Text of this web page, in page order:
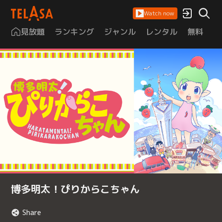
Watch now
見放題 ランキング ジャンル レンタル 無料
博多明太！ぴりからこちゃん
Share